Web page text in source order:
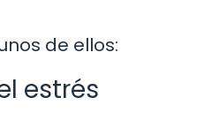
de ellos:
estrés